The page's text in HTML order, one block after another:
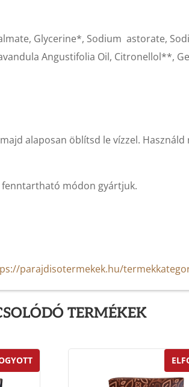
Glycerine*, Sodium astorate,
Angustifolia Oil, Citronellol**,
alaposan öblítsd le vízzel.
módon gyártjuk.
parajdisotermekek.hu/
TERMÉKEK